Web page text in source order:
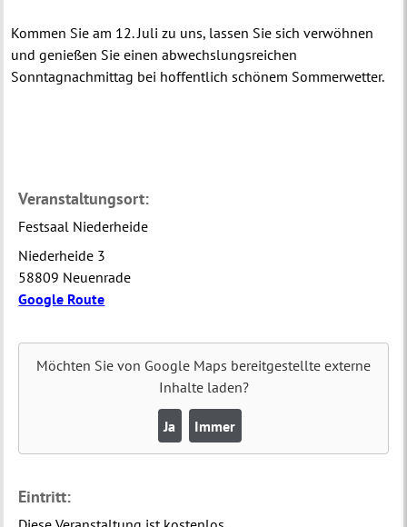
Kommen Sie am 12. Juli zu uns, lassen Sie sich verwöhnen
und genießen Sie einen abwechslungsreichen
Sonntagnachmittag bei hoffentlich schönem Sommerwetter.
Veranstaltungsort:
Festsaal Niederheide
Niederheide 3
58809 Neuenrade
Google Route
Möchten Sie von Google Maps bereitgestellte externe
Inhalte laden?
Ja Immer
Eintritt: